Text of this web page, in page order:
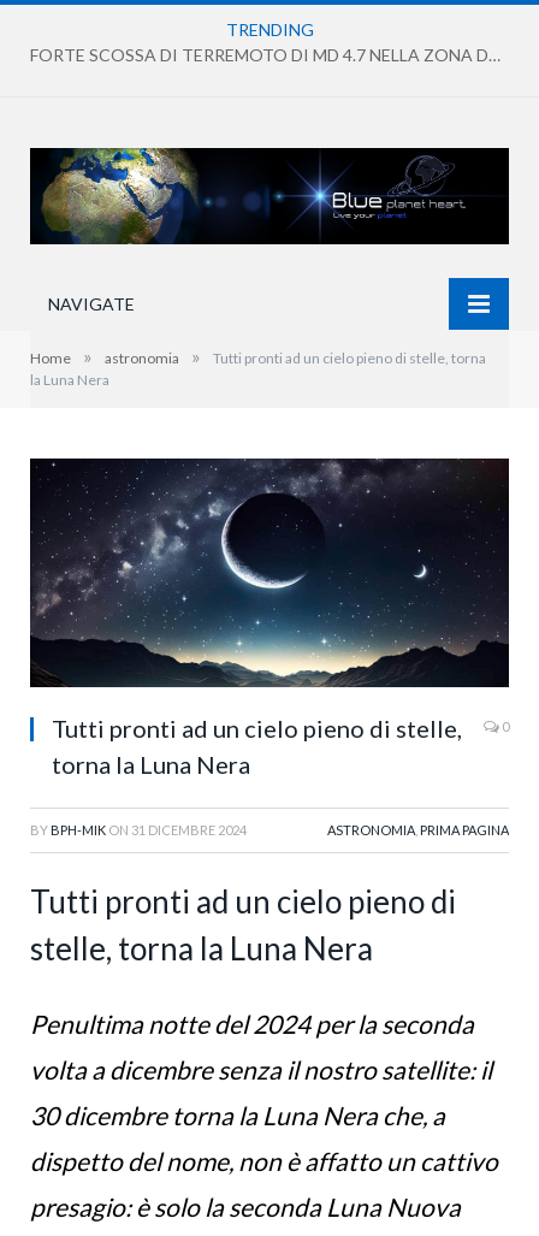
TRENDING
FORTE SCOSSA DI TERREMOTO DI MD 4.7 NELLA ZONA DEI CAMPI FLEGREI
NAVIGATE
Home » astronomia »
Tutti pronti ad un cielo pieno di stelle, torna
la Luna Nera
Tutti pronti ad un cielo pieno di stelle,
torna la Luna Nera
0
BY BPH-MIK ON 31 DICEMBRE 2024 ASTRONOMIA PRIMA PAGINA
Tutti pronti ad un cielo pieno di
stelle, torna la Luna Nera
Penultima notte del 2024 per la seconda
volta a dicembre senza il nostro satellite: il
30 dicembre torna la Luna Nera che, a
dispetto del nome, non è affatto un cattivo
presagio: è solo la seconda Luna Nuova